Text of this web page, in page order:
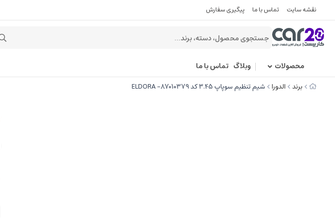
نقشه سایت تماس با ما پیگیری سفارش
محصولات وبلاگ تماس با ما
برند الدورا شیم تنظیم سوپاپ 3.45 کد 87010379- ELDORA